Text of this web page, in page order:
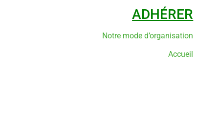
ADHÉRER
Notre mode d’organisation
Accueil